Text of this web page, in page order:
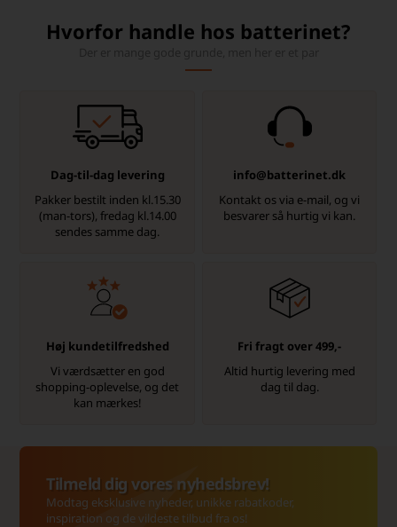
Hvorfor handle hos batterinet?
Dag-til-dag levering
Pakker bestilt inden kl.15.30
(man-tors), fredag kl.14.00
sendes samme dag.
info@batterinet.dk
Kontakt os via e-mail, og vi
besvarer så hurtig vi kan.
Høj kundetilfredshed
Vi værdsætter en god
shopping-oplevelse, og det
kan mærkes!
Fri fragt over 499,-
Altid hurtig levering med
dag til dag.
Tilmeld dig vores nyhedsbrev!
Modtag eksklusive nyheder, unikke rabatkoder,
inspiration og de vildeste tilbud fra os!